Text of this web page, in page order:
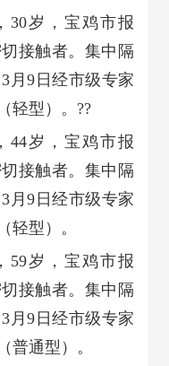
30岁，宝鸡市报
接触者。集中隔
月9日经市级专家
轻型）。??
44岁，宝鸡市报
接触者。集中隔
月9日经市级专家
轻型）。
59岁，宝鸡市报
接触者。集中隔
月9日经市级专家
普通型）。